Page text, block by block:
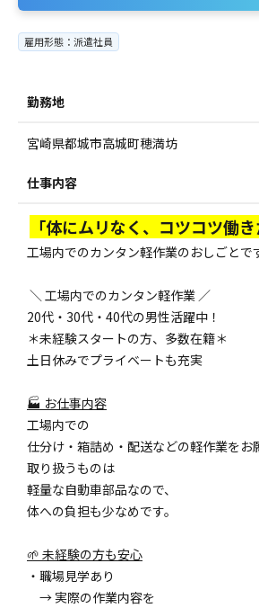
雇用形態：派遣社員
勤務地
宮崎県都城市高城町穂満坊
仕事内容
「体にムリなく、コツコツ働き
工場内でのカンタン軽作業のおしごとで
＼ 工場内でのカンタン軽作業 ／
20代・30代・40代の男性活躍中！
＊未経験スタートの方、多数在籍＊
土日休みでプライベートも充実
🏭 お仕事内容
工場内での
仕分け・箱詰め・配送などの軽作業をお
取り扱うものは
軽量な自動車部品なので、
体への負担も少なめです。
🌱 未経験の方も安心
・職場見学あり
→ 実際の作業内容を